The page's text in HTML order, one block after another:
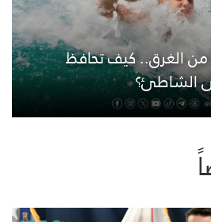
من الغرق.. كيف تحافظ
الشاطئ؟